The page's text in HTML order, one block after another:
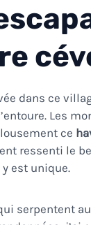
dans ce
Les
ce
ressenti le
y est unique.
serpentent